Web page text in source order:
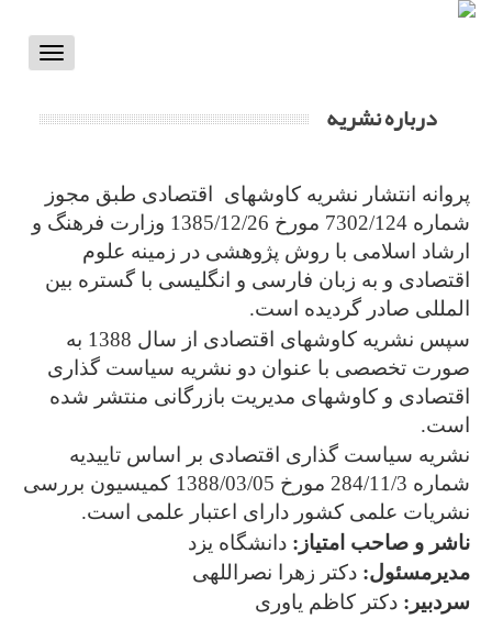
Toggle
درباره نشریه
پروانه انتشار نشریه کاوشهای اقتصادی طبق مجوز
شماره 7302/124 مورخ 1385/12/26 وزارت فرهنگ و
ارشاد اسلامی با روش پژوهشی در زمینه علوم
اقتصادی و به زبان فارسی و انگلیسی با گستره بین
المللی صادر گردیده است.
سپس نشریه کاوشهای اقتصادی از سال 1388 به
صورت تخصصی با عنوان دو نشریه سیاست گذاری
اقتصادی و کاوشهای مدیریت بازرگانی منتشر شده
است.
نشریه سیاست گذاری اقتصادی بر اساس تاییدیه
شماره 284/11/3 مورخ 1388/03/05 کمیسیون بررسی
نشریات علمی کشور دارای اعتبار علمی است.
ناشر و صاحب امتیاز: دانشگاه یزد
مدیرمسئول: دکتر زهرا نصراللهی
سردبیر: دکتر کاظم یاوری